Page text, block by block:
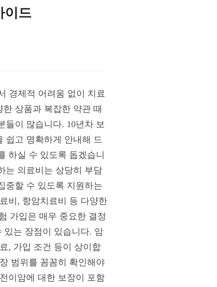
이드
경제적 어려움 없이 치료
상품과 복잡한 약관 때
들이 많습니다. 10년차 보
쉽고 명확하게 안내해 드
하실 수 있도록 돕겠습니
는 의료비는 상당히 부담
중할 수 있도록 지원하는
비, 항암치료비 등 다양한
가입은 매우 중요한 결정
있는 장점이 있습니다. 암
, 가입 조건 등이 상이합
범위를 꼼꼼히 확인해야
이암에 대한 보장이 포함